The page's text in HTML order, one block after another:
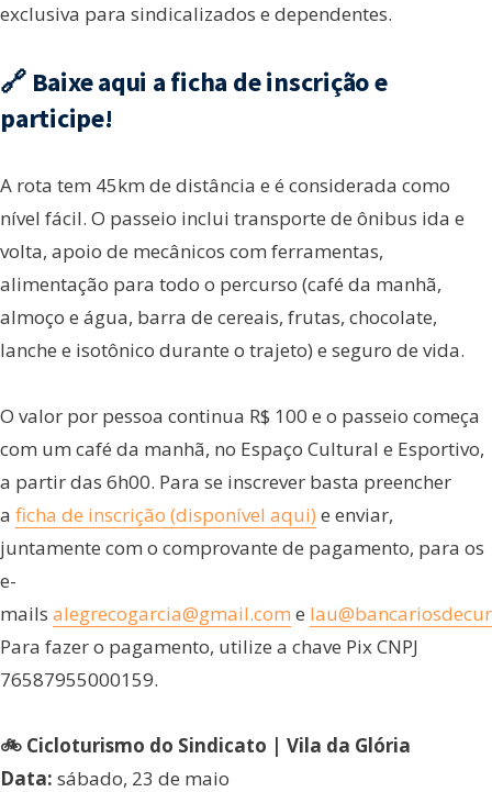
exclusiva para sindicalizados e dependentes.
🔗 Baixe aqui a ficha de inscrição e
participe!
A rota tem 45km de distância e é considerada como
nível fácil. O passeio inclui transporte de ônibus ida e
volta, apoio de mecânicos com ferramentas,
alimentação para todo o percurso (café da manhã,
almoço e água, barra de cereais, frutas, chocolate,
lanche e isotônico durante o trajeto) e seguro de vida.
O valor por pessoa continua R$ 100 e o passeio começa
com um café da manhã, no Espaço Cultural e Esportivo,
a partir das 6h00. Para se inscrever basta preencher
a ficha de inscrição (disponível aqui) e enviar,
juntamente com o comprovante de pagamento, para os
e-
mails alegrecogarcia@gmail.com e
Para fazer o pagamento, utilize a chave Pix CNPJ
76587955000159.
🚲 Cicloturismo do Sindicato | Vila da Glória
Data: sábado, 23 de maio